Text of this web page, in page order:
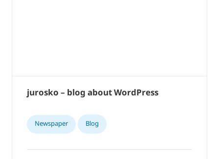
jurosko – blog about WordPress
Newspaper Blog